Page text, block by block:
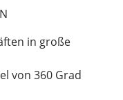
in große
von 360 Grad